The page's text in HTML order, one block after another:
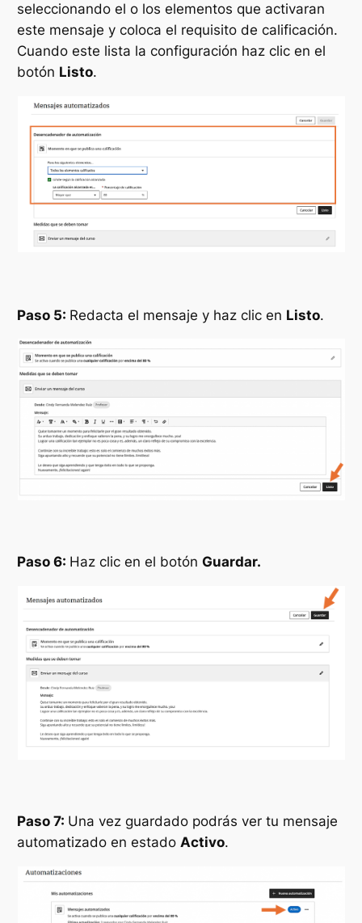
seleccionando el o los elementos que activaran
este mensaje y coloca el requisito de calificación.
Cuando este lista la configuración haz clic en el
botón Listo.
Paso 5: Redacta el mensaje y haz clic en Listo.
Paso 6: Haz clic en el botónGuardar.
Paso 7: Una vez guardado podrás ver tu mensaje
automatizado en estadoActivo.